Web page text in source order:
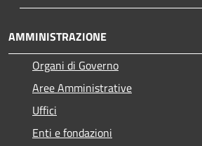
AMMINISTRAZIONE
Organi di Governo
Aree Amministrative
Uffici
Enti e fondazioni